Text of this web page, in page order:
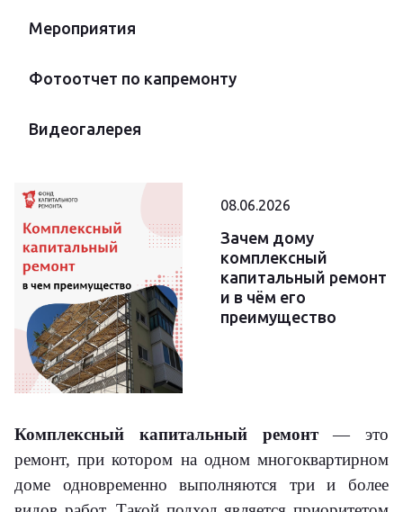
Мероприятия
Фотоотчет по капремонту
Видеогалерея
08.06.2026
Зачем дому
комплексный
капитальный ремонт
и в чём его
преимущество
Комплексный капитальный ремонт— это
ремонт, при котором на одном многоквартирном
доме одновременно выполняются три и более